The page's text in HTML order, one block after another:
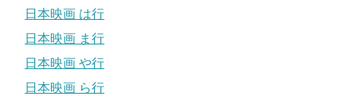
日本映画 は行
日本映画 ま行
日本映画 や行
日本映画 ら行